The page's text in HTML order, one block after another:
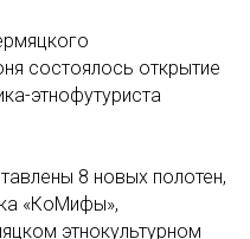
состоялось открытие
этнофутуриста
8 новых полотен,
«КоМифы»,
этнокультурном